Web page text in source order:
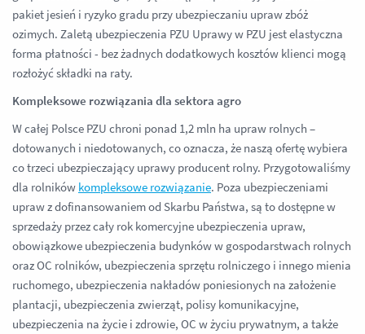
pakiet jesień i ryzyko gradu przy ubezpieczaniu upraw zbóż
ozimych. Zaletą ubezpieczenia PZU Uprawy w PZU jest elastyczna
forma płatności - bez żadnych dodatkowych kosztów klienci mogą
rozłożyć składki na raty.
Kompleksowe rozwiązania dla sektora agro
W całej Polsce PZU chroni ponad 1,2 mln ha upraw rolnych –
dotowanych i niedotowanych, co oznacza, że naszą ofertę wybiera
co trzeci ubezpieczający uprawy producent rolny. Przygotowaliśmy
dla rolników kompleksowe rozwiązanie. Poza ubezpieczeniami
upraw z dofinansowaniem od Skarbu Państwa, są to dostępne w
sprzedaży przez cały rok komercyjne ubezpieczenia upraw,
obowiązkowe ubezpieczenia budynków w gospodarstwach rolnych
oraz OC rolników, ubezpieczenia sprzętu rolniczego i innego mienia
ruchomego, ubezpieczenia nakładów poniesionych na założenie
plantacji, ubezpieczenia zwierząt, polisy komunikacyjne,
ubezpieczenia na życie i zdrowie, OC w życiu prywatnym, a także